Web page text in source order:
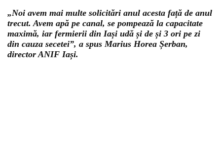
„Noi avem mai multe solicitări anul acesta față de anul
trecut. Avem apă pe canal, se pompează la capacitate
maximă, iar fermierii din Iași udă și de și 3 ori pe zi
din cauza secetei”, a spus Marius Horea Șerban,
director ANIF Iași.